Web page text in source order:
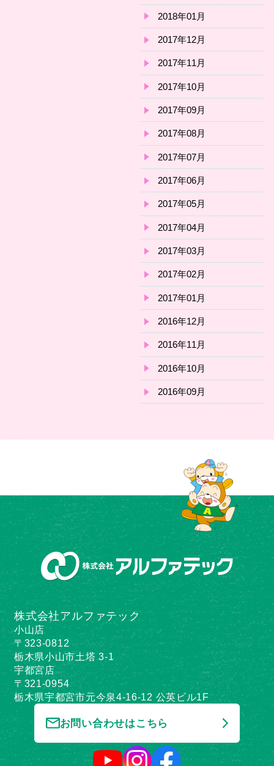
2018年01月
2017年12月
2017年11月
2017年10月
2017年09月
2017年08月
2017年07月
2017年06月
2017年05月
2017年04月
2017年03月
2017年02月
2017年01月
2016年12月
2016年11月
2016年10月
2016年09月
株式会社アルファテック
小山店
〒323-0812
栃木県小山市土塔 3-1
宇都宮店
〒321-0954
栃木県宇都宮市元今泉4-16-12 公英ビル1F
お問い合わせはこちら